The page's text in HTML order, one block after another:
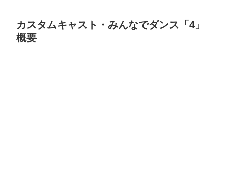
カスタムキャスト・みんなでダンス「4」
概要